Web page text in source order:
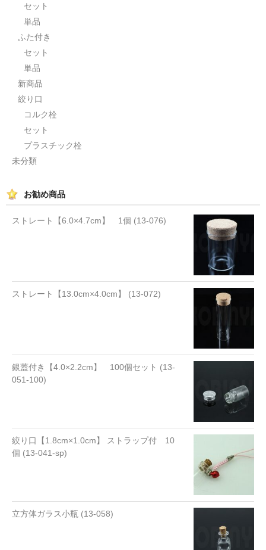
セット
単品
ふた付き
セット
単品
新商品
絞り口
コルク栓
セット
プラスチック栓
未分類
お勧め商品
ストレート【6.0×4.7cm】 1個 (13-076)
ストレート【13.0cm×4.0cm】 (13-072)
銀蓋付き【4.0×2.2cm】 100個セット (13-
051-100)
絞り口【1.8cm×1.0cm】 ストラップ付 10
個 (13-041-sp)
立方体ガラス小瓶 (13-058)